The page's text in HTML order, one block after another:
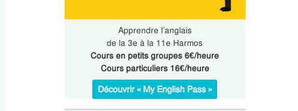
Apprendre l’anglais
de la 3e à la 11e Harmos
Cours en petits groupes 6€/heure
Cours particuliers 16€/heure
Découvrir « My English Pass »